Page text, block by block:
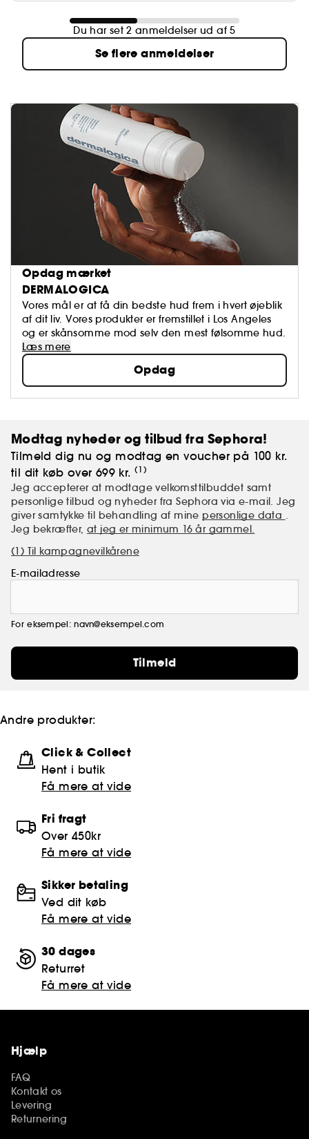
Du har set 2 anmeldelser ud af 5
Se flere anmeldelser
Opdag mærket
DERMALOGICA
Vores mål er at få din bedste hud frem i hvert øjeblik
af dit liv. Vores produkter er fremstillet i Los Angeles
og er skånsomme mod selv den mest følsomme hud.
Læs mere
Opdag
Modtag nyheder og tilbud fra Sephora!
Tilmeld dig nu og modtag en voucher på 100 kr.
til dit køb over 699 kr. (1)
Jeg accepterer at modtage velkomsttilbuddet samt
personlige tilbud og nyheder fra Sephora via e-mail. Jeg
giver samtykke til behandling af mine personlige data .
Jeg bekræfter,at jeg er minimum 16 år gammel.
(1) Til kampagnevilkårene
E-mailadresse
For eksempel: navn@eksempel.com
Tilmeld
Andre produkter:
Click & Collect
Hent i butik
Få mere at vide
Fri fragt
Over 450kr
Få mere at vide
Sikker betaling
Ved dit køb
Få mere at vide
30 dages
Returret
Få mere at vide
Hjælp
FAQ
Kontakt os
Levering
Returnering